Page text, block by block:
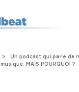
>
Un podcast qui parle de
musique. MAIS POURQUOI ?